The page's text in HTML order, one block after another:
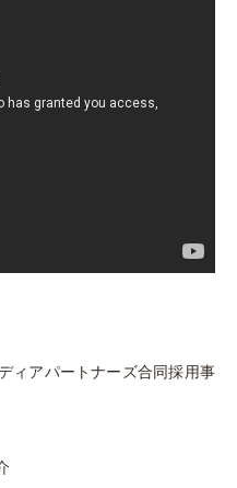
ィアパートナーズ合同採用事